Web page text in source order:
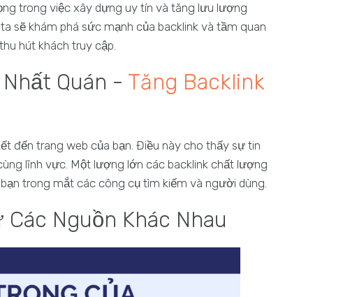
trong việc xây dựng uy tín và tăng lưu lượng
sẽ khám phá sức mạnh của backlink và tầm quan
hút khách truy cập.
Quán - Tăng Backlink
đến trang web của bạn. Điều này cho thấy sự tin
lĩnh vực. Một lượng lớn các backlink chất lượng
trong mắt các công cụ tìm kiếm và người dùng.
Nguồn Khác Nhau